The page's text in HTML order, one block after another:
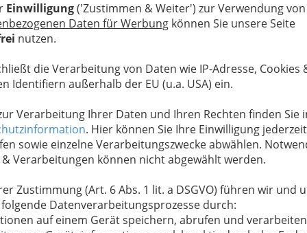
Einwilligung('Zustimmen & Weiter') zur Verwendung von
Daten für Werbung können Sie unsere Seite
nutzen.
die Verarbeitung von Daten wie IP-Adresse, Cookies
Identifiern außerhalb der EU (u.a. USA) ein.
Verarbeitung Ihrer Daten und Ihren Rechten finden Sie
. Hier können Sie Ihre Einwilligung jederzeit
sowie einzelne Verarbeitungszwecke abwählen.
& Verarbeitungen können nicht abgewählt werden.
Zustimmung (Art. 6 Abs. 1 lit. a DSGVO) führen wir und
Datenverarbeitungsprozesse durch:
auf einem Gerät speichern, abrufen und
in und rund um die
mitreißende
und aufregende Tanz-
Jahr über genießt
Kunst exklusiv.
Kabarett-Programm oder Opernabend - die
an kulturellen Angeboten spricht die gesamte
in Graz und Umgebung bieten ihren Gästen nur
Kulturgenuss vom Feinsten der jeden anspricht.